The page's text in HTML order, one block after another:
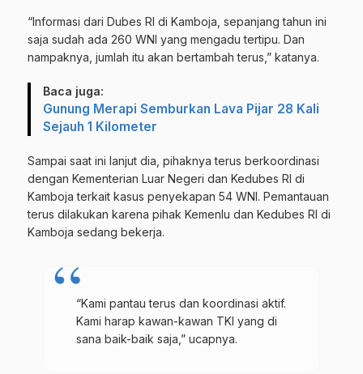
“Informasi dari Dubes RI di Kamboja, sepanjang tahun ini
saja sudah ada 260 WNI yang mengadu tertipu. Dan
nampaknya, jumlah itu akan bertambah terus,” katanya.
Baca juga:
Gunung Merapi Semburkan Lava Pijar 28 Kali
Sejauh 1 Kilometer
Sampai saat ini lanjut dia, pihaknya terus berkoordinasi
dengan Kementerian Luar Negeri dan Kedubes RI di
Kamboja terkait kasus penyekapan 54 WNI. Pemantauan
terus dilakukan karena pihak Kemenlu dan Kedubes RI di
Kamboja sedang bekerja.
“Kami pantau terus dan koordinasi aktif.
Kami harap kawan-kawan TKI yang di
sana baik-baik saja,” ucapnya.